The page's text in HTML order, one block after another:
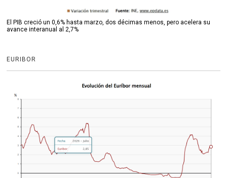
El PIB creció un 0,6% hasta marzo, dos décimas menos, pero acelera su
avance interanual al 2,7%
EURIBOR